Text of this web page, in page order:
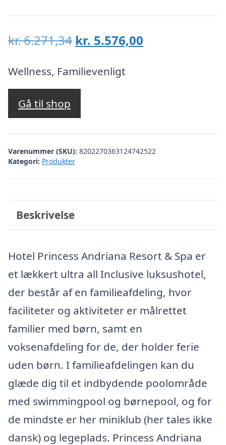
kr.6.271,34 Den
pris
var:
kr. 5.576,00
Wellness, Familievenligt
Gå til shop
Varenummer (SKU): 8202270363124742522
Kategori: Produkter
Beskrivelse
Hotel Princess Andriana Resort & Spa er
et lækkert ultra all Inclusive luksushotel,
der består af en familieafdeling, hvor
faciliteter og aktiviteter er målrettet
familier med børn, samt en
voksenafdeling for de, der holder ferie
uden børn. I familieafdelingen kan du
glæde dig til et indbydende poolområde
med swimmingpool og børnepool, og for
de mindste er her miniklub (her tales ikke
dansk) og legeplads. Princess Andriana